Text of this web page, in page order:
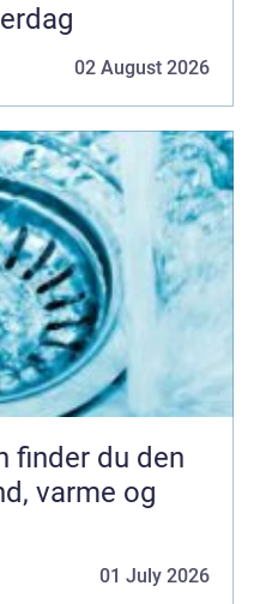
02 August 2026
finder du den
varme og
01 July 2026